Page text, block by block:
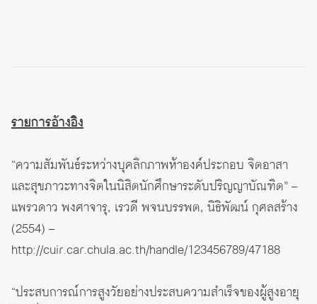
รายการอ้างอิง
“ความสัมพันธ์ระหว่างบุคลิกภาพห้าองค์ประกอบ จิตอาสา
และสุขภาวะทางจิตในนิสิตนักศึกษาระดับปริญญาบัณฑิต” –
แพรวดาว พงศาจารุ, เรวดี พจนบรรพต, นิธิพัฒน์ กุศลสร้าง
(2554) –
http://cuir.car.chula.ac.th/handle/123456789/47188
“ประสบการณ์การสูงวัยอย่างประสบความสำเร็จของผู้สูงอายุ